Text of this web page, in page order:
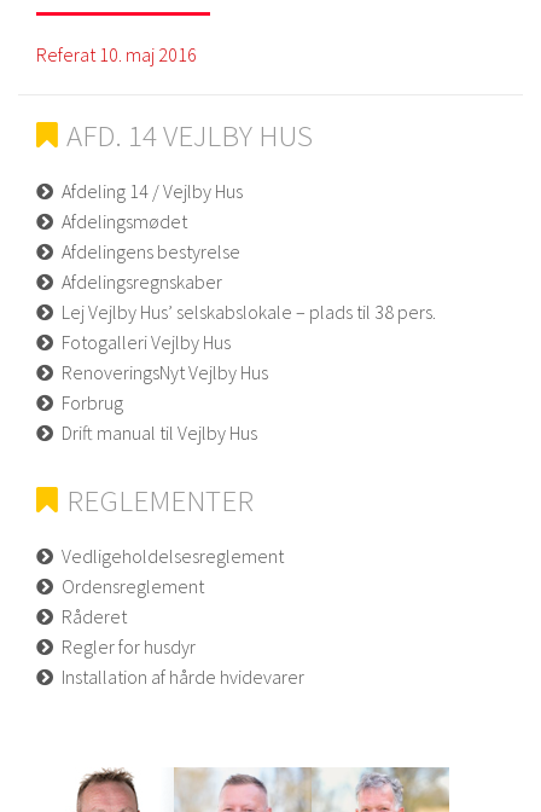
Referat 10. maj 2016
AFD. 14 VEJLBY HUS
Afdeling 14 / Vejlby Hus
Afdelingsmødet
Afdelingens bestyrelse
Afdelingsregnskaber
Lej Vejlby Hus’ selskabslokale – plads til 38 pers.
Fotogalleri Vejlby Hus
RenoveringsNyt Vejlby Hus
Forbrug
Drift manual til Vejlby Hus
REGLEMENTER
Vedligeholdelsesreglement
Ordensreglement
Råderet
Regler for husdyr
Installation af hårde hvidevarer